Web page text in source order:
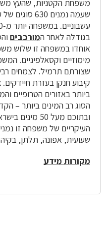
משפחת הקטניות, שהעץ
שעמה נמנים
בגודלה לאחר המורכבים
אוחדו במשפחה זו שלוש
מימוזיים וקסאלפיניים.
שצורתם תרמיל. לצמחים
קיבוע חנקן בעזרת
ביותר באזורים הטרופיים
ובתוכם מעל 50
העיקריים של משפחה זו
שעועית, אפונה, תלתן, בקיה
מקורות מידע